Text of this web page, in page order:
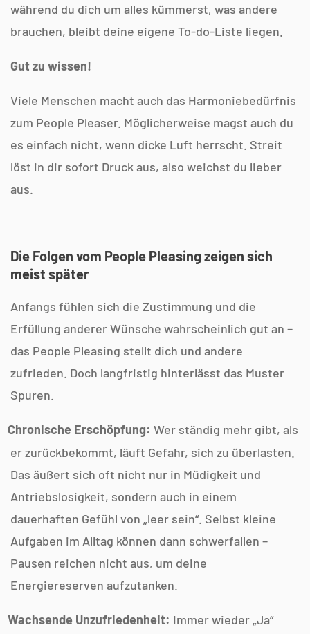
während du dich um alles kümmerst, was andere
brauchen, bleibt deine eigene To-do-Liste liegen.
Gut zu wissen!
Viele Menschen macht auch das Harmoniebedürfnis
zum People Pleaser. Möglicherweise magst auch du
es einfach nicht, wenn dicke Luft herrscht. Streit
löst in dir sofort Druck aus, also weichst du lieber
aus.
Die Folgen vom People Pleasing zeigen sich
meist später
Anfangs fühlen sich die Zustimmung und die
Erfüllung anderer Wünsche wahrscheinlich gut an –
das People Pleasing stellt dich und andere
zufrieden. Doch langfristig hinterlässt das Muster
Spuren.
Chronische Erschöpfung: Wer ständig mehr gibt, als
er zurückbekommt, läuft Gefahr, sich zu überlasten.
Das äußert sich oft nicht nur in Müdigkeit und
Antriebslosigkeit, sondern auch in einem
dauerhaften Gefühl von „leer sein“. Selbst kleine
Aufgaben im Alltag können dann schwerfallen –
Pausen reichen nicht aus, um deine
Energiereserven aufzutanken.
Wachsende Unzufriedenheit: Immer wieder „Ja“